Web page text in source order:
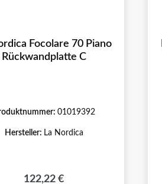
Focolare 70 Piano
Rückwandplatte C
01019392
Hersteller: La Nordica
Regulärer Preis:
122,22 €